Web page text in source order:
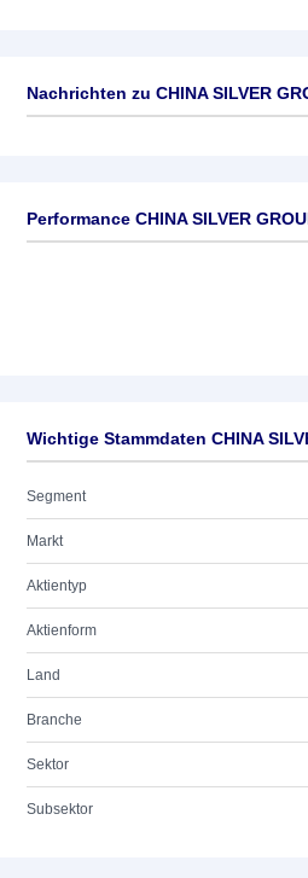
Nachrichten zu CHINA SILVER
Performance CHINA SILVER
Wichtige Stammdaten CHINA
Segment
Markt
Aktientyp
Aktienform
Land
Branche
Sektor
Subsektor